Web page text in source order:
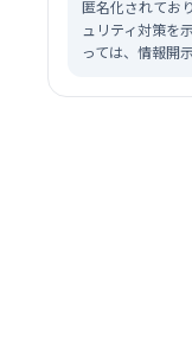
匿名化されてお
ュリティ対策を
っては、情報開